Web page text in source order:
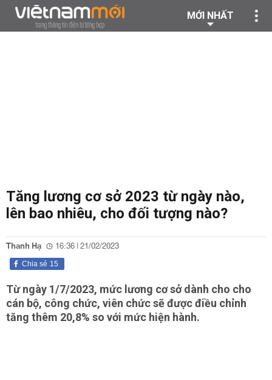
MỚI NHẤT
Tăng lương cơ sở 2023 từ ngày nào,
lên bao nhiêu, cho đối tượng nào?
Thanh Hạ 16:36 | 21/02/2023
15
Chia sẻ
Từ ngày 1/7/2023, mức lương cơ sở dành cho cho
cán bộ, công chức, viên chức sẽ được điều chỉnh
tăng thêm 20,8% so với mức hiện hành.